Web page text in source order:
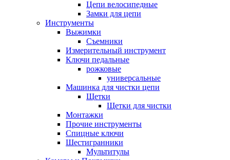
Цепи велосипедные
Замки для цепи
Инструменты
Выжимки
Съемники
Измерительный инструмент
Ключи педальные
рожковые
универсальные
Машинка для чистки цепи
Щетки
Щетки для чистки
Монтажки
Прочие инструменты
Спицные ключи
Шестигранники
Мультитулы